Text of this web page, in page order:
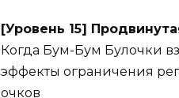
[Уровень 15]
Когда Бум-Бум Булочки
эффекты ограничения
очков